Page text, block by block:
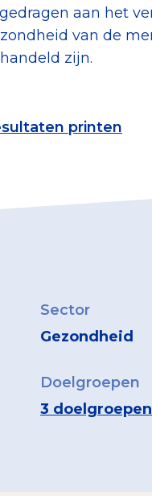
aan het
van de
zijn.
printen
Sector
Gezondheid
Doelgroepen
3 doelgroepen